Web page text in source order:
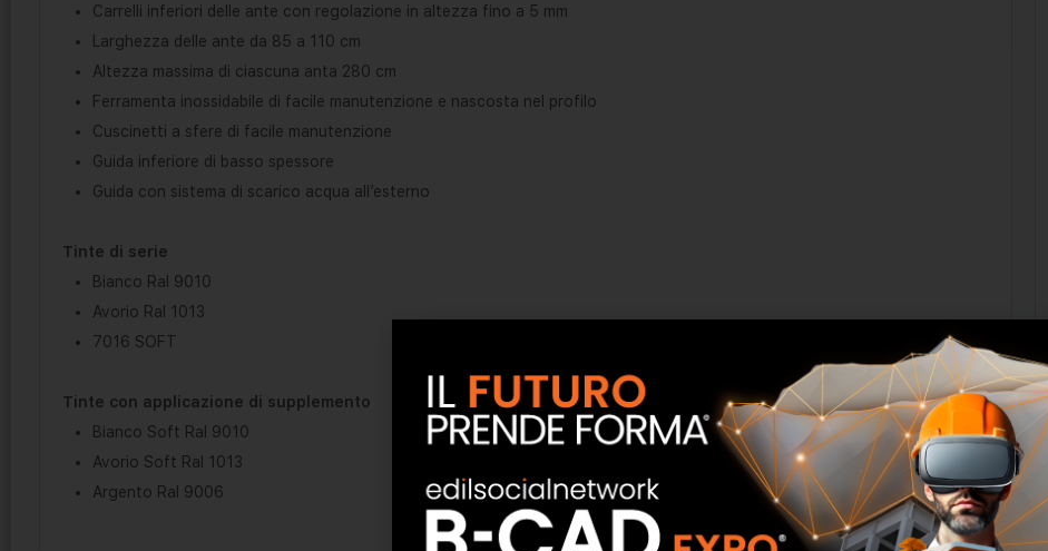
Carrelli inferiori delle ante con regolazione in altezza fino a 5 mm
Larghezza delle ante da 85 a 110 cm
Altezza massima di ciascuna anta 280 cm
Ferramenta inossidabile di facile manutenzione e nascosta nel profilo
Cuscinetti a sfere di facile manutenzione
Guida inferiore di basso spessore
Guida con sistema di scarico acqua all’esterno
Tinte di serie
Bianco Ral 9010
Avorio Ral 1013
7016 SOFT
Tinte con applicazione di supplemento
Bianco Soft Ral 9010
Avorio Soft Ral 1013
Argento Ral 9006